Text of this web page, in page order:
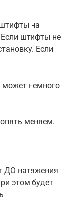
на
Если штифты не
Если
может немного
меняем.
ДО натяжения
этом будет